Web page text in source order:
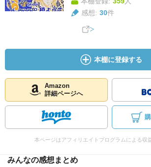
感想: 30件
本棚に登録する
Amazon
詳細ページへ
本ページはアフィリエイトプログラムによる収
みんなの感想まとめ